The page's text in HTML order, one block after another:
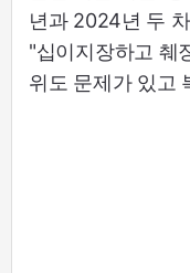
년과 2024년 두
"십이지장하고 췌
위도 문제가 있고